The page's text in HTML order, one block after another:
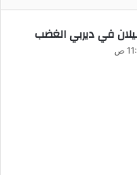
في ديربي الغضب